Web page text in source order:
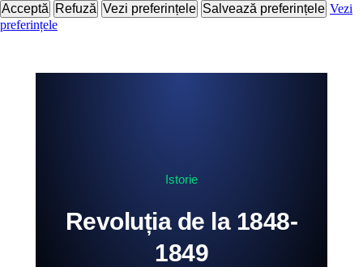
Acceptă
Refuză Vezi preferințele Salvează preferințele Vezi
preferințele
Istorie
Revoluția de la 1848-
1849